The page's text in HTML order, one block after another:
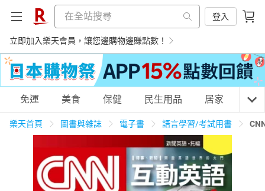
登入
立即加入樂天會員，讓您邊購物邊賺點數！
購物網分類
天天免運 美食蛋糕 養生保健 民生用品
免運 美食 保健 民生用品 居家 3C
樂天首頁 圖書與雜誌 電子書 語言學習/考試用書